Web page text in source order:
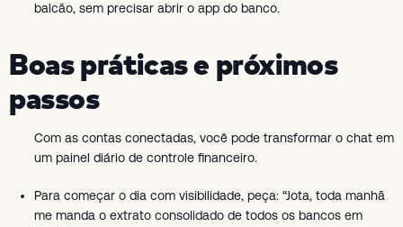
balcão, sem precisar abrir o app do banco.
Boas práticas e próximos
passos
Com as contas conectadas, você pode transformar o chat em
um painel diário de controle financeiro.
Para começar o dia com visibilidade, peça: “Jota, toda manhã
me manda o extrato consolidado de todos os bancos em